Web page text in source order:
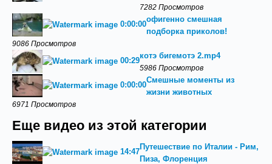
7282 Просмотров
0:00:00
офигенно смешная
подборка приколов!
9086 Просмотров
00:29
котэ бигемотэ 2.mp4
5986 Просмотров
0:00:00
Смешные моменты из
жизни животных
6971 Просмотров
Еще видео из этой категории
14:47
Путешествие по Италии - Рим,
Пиза, Флоренция